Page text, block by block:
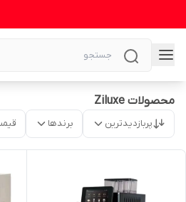
محصولات Ziluxe
پربازدیدترین برندها